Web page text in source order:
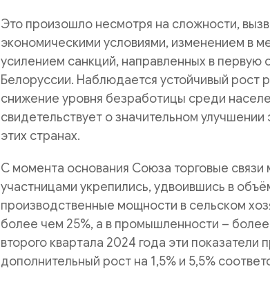
Это произошло несмотря на сложности,
экономическими условиями, изменением в
усилением санкций, направленных в первую
Белоруссии. Наблюдается устойчивый рост
снижение уровня безработицы среди
свидетельствует о значительном
этих странах.
С момента основания Союза торговые
участницами укрепились, удвоившись в
производственные мощности в сельском
более чем 25%, а в промышленности –
второго квартала 2024 года эти
дополнительный рост на 1,5% и 5,5%